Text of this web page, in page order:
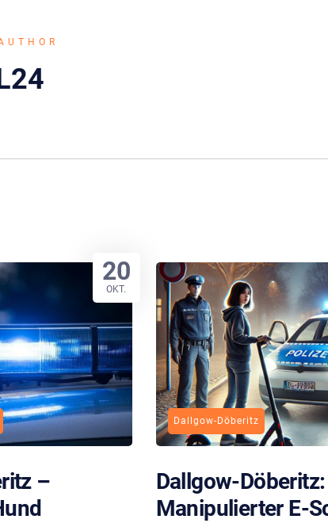
–
20
OKT.
Dallgow-Döberitz
Dallgow-Döberitz:
Manipulierter E-